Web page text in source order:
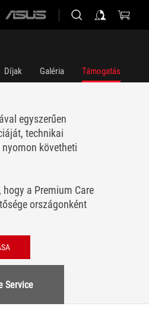
ASUS
Díjak Galéria Támogatás
egyszerűen
technikai
követheti
a Premium Care
országonként
Service